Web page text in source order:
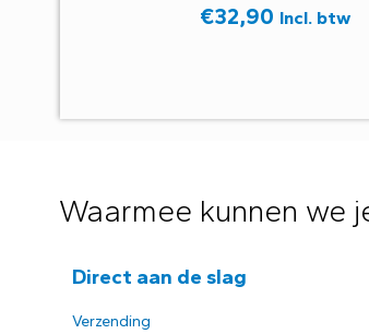
€32,90 Incl. btw
Waarmee kunnen we
Direct aan de slag
Verzending